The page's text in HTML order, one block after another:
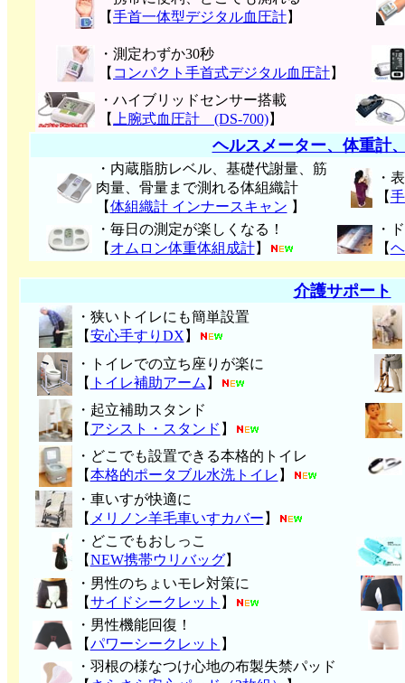
【手首一体型デジタル血圧計】
・測定わずか30秒
【 コンパクト手首式デジタル血圧計】
・ハイブリッドセンサー搭載
【
上腕式血圧計 (DS-700)】
ヘルスメーター、体重計
・内蔵脂肪レベル、基礎代謝量、筋
肉量、骨量まで測れる体組織計
【体組織計 インナースキャン 】
・
【
・毎日の測定が楽しくなる！
【 オムロン体重体組成計】
・
【
介護サポート
・狭いトイレにも簡単設置
【安心手すりDX 】
・トイレでの立ち座りが楽に
【 トイレ補助アーム 】
・起立補助スタンド
【 アシスト・スタンド 】
・どこでも設置できる本格的トイレ
【本格的ポータブル水洗トイレ 】
・車いすが快適に
【 メリノン羊毛車いすカバー 】
・どこでもおしっこ
【NEW携帯ウリバッグ】
・男性のちょいモレ対策に
【サイドシークレット 】
・男性機能回復！
【パワーシークレット 】
・ 羽根の様なつけ心地の布製失禁パッ ド